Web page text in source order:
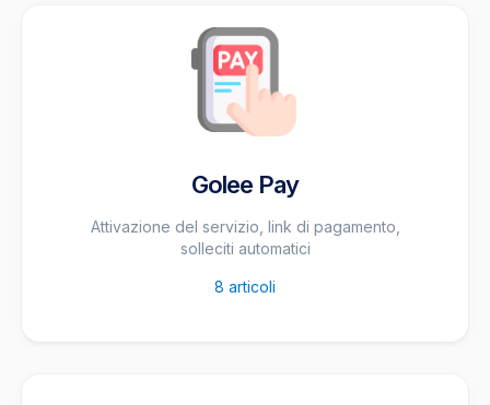
Golee Pay
Attivazione del servizio, link di pagamento,
solleciti automatici
8 articoli